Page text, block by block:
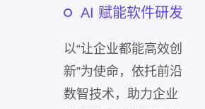
AI 赋能软件研发
以“让企业都能高效创
新”为使命，依托前沿
数智技术，助力企业